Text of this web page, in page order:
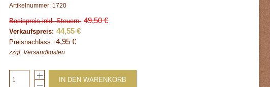
Artikelnummer: 1720
Basispreis inkl. Steuern 49,50 €
Verkaufspreis: 44,55 €
Preisnachlass -4,95 €
zzgl. Versandkosten
IN DEN WARENKORB